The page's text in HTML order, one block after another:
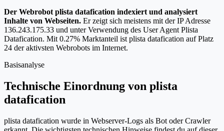
Der Webrobot plista datafication indexiert und analysiert
Inhalte von Webseiten. Er zeigt sich meistens mit der IP Adresse
136.243.175.33 und unter Verwendung des User Agent Plista
Datafication. Mit 0.27% Marktanteil ist plista datafication auf Platz
24 der aktivsten Webrobots im Internet.
Basisanalyse
Technische Einordnung von plista
datafication
plista datafication wurde in Webserver-Logs als Bot oder Crawler